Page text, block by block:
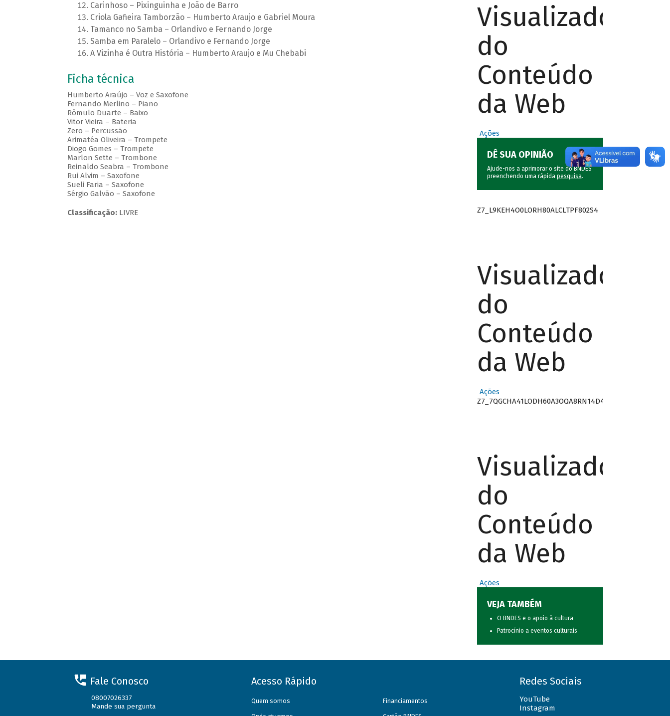
Carinhoso – Pixinguinha e João de Barro
Criola Gafieira Tamborzão – Humberto Araujo e Gabriel Moura
Tamanco no Samba – Orlandivo e Fernando Jorge
Samba em Paralelo – Orlandivo e Fernando Jorge
A Vizinha é Outra História – Humberto Araujo e Mu Chebabi
Ficha técnica
Humberto Araújo – Voz e Saxofone
Fernando Merlino – Piano
Rômulo Duarte – Baixo
Vitor Vieira – Bateria
Zero – Percussão
Arimatéa Oliveira – Trompete
Diogo Gomes – Trompete
Marlon Sette – Trombone
Reinaldo Seabra – Trombone
Rui Alvim – Saxofone
Sueli Faria – Saxofone
Sérgio Galvão – Saxofone
Classificação:LIVRE
Visualizador
do
Conteúdo
da Web
Ações
DÊ SUA OPINIÃO
Ajude-nos a aprimorar o site do BNDES
preenchendo uma rápida pesquisa.
Z7_L9KEH4O0LORH80ALCLTPF802S4
Visualizador
do
Conteúdo
da Web
Ações
Z7_7QGCHA41LODH60A3OQA8RN14D4
Visualizador
do
Conteúdo
da Web
Ações
VEJA TAMBÉM
O BNDES e o apoio à cultura
Patrocínio a eventos culturais
Fale Conosco
08007026337
Mande sua pergunta
Acesso Rápido
Quem somos Financiamentos
Redes Sociais
YouTube
Instagram